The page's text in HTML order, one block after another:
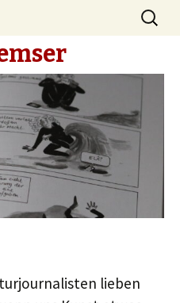
nach:
lieben